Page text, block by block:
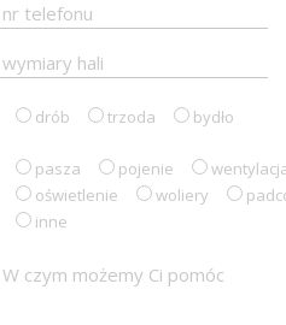
drób trzoda bydło
pasza pojenie
oświetlenie
woliery
inne